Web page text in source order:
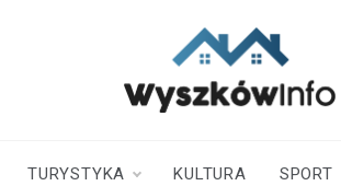
TURYSTYKA KULTURA SPORT